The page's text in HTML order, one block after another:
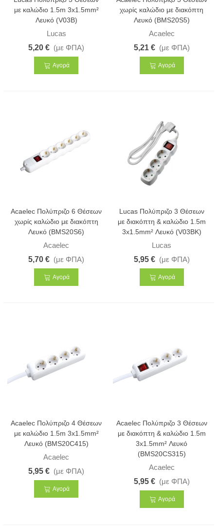
με καλώδιο 1.5m 3x1.5mm²
Λευκό (V03B)
Lucas
5,20 € (με ΦΠΑ)
Αγορά
χωρίς καλώδιο με διακόπτη
Λευκό (BMS20S5)
Acaelec
5,21 € (με ΦΠΑ)
Αγορά
Acaelec Πολύπριζο 6 Θέσεων
χωρίς καλώδιο με διακόπτη
Λευκό (BMS20S6)
Acaelec
5,70 € (με ΦΠΑ)
Αγορά
Lucas Πολύπριζο 3 Θέσεων
με διακόπτη & καλώδιο 1.5m
3x1.5mm² Λευκό (V03BK)
Lucas
5,95 € (με ΦΠΑ)
Αγορά
Acaelec Πολύπριζο 4 Θέσεων
με καλώδιο 1.5m 3x1.5mm²
Λευκό (BMS20C415)
Acaelec
5,95 € (με ΦΠΑ)
Αγορά
Acaelec Πολύπριζο 3 Θέσεων
με διακόπτη & καλώδιο 1.5m
3x1.5mm² Λευκό
(BMS20CS315)
Acaelec
5,95 € (με ΦΠΑ)
Αγορά